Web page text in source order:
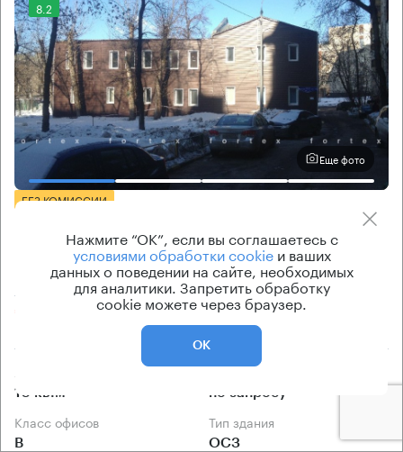
8.2
Еще фото
БЕЗ КОМИССИИ
Верхняя Красносельская 32 с3
Москва, Верхняя Красносельская улица, 32 с3
Красносельская → 210 м ~2 мин
Арендуемые площади
10 кв.м
Ставка арендной платы
по запросу
Класс офисов
B
Тип здания
ОСЗ
Нажмите “ОК”, если вы соглашаетесь с
условиями обработки cookieи ваших
данных о поведении на сайте, необходимых
для аналитики. Запретить обработку
cookie можете через браузер.
ОК